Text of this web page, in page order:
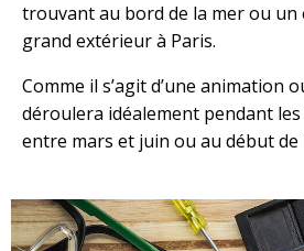
trouvant au bord de la mer ou un
grand extérieur à Paris.
Comme il s’agit d’une animation
déroulera idéalement pendant
entre mars et juin ou au début de